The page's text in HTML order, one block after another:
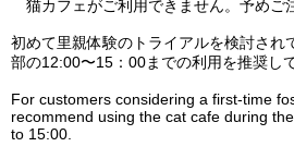
猫カフェがご利用できません。予めご
初めて里親体験のトライアルを検討され
部の12:00〜15：00までの利用を推奨し
For customers considering a first-time
recommend using the cat cafe during
to 15:00.